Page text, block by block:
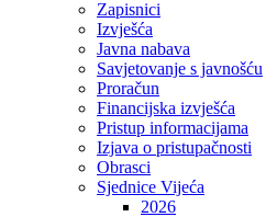
Zapisnici
Izvješća
Javna nabava
Savjetovanje s javnošću
Proračun
Financijska izvješća
Pristup informacijama
Izjava o pristupačnosti
Obrasci
Sjednice Vijeća
2026